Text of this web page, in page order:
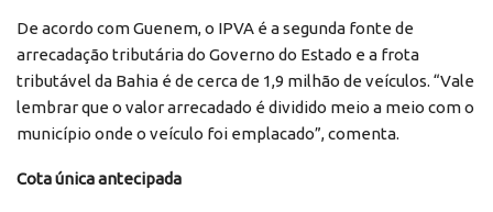
De acordo com Guenem, o IPVA é a segunda fonte de
arrecadação tributária do Governo do Estado e a frota
tributável da Bahia é de cerca de 1,9 milhão de veículos. “Vale
lembrar que o valor arrecadado é dividido meio a meio com o
município onde o veículo foi emplacado”, comenta.
Cota única antecipada